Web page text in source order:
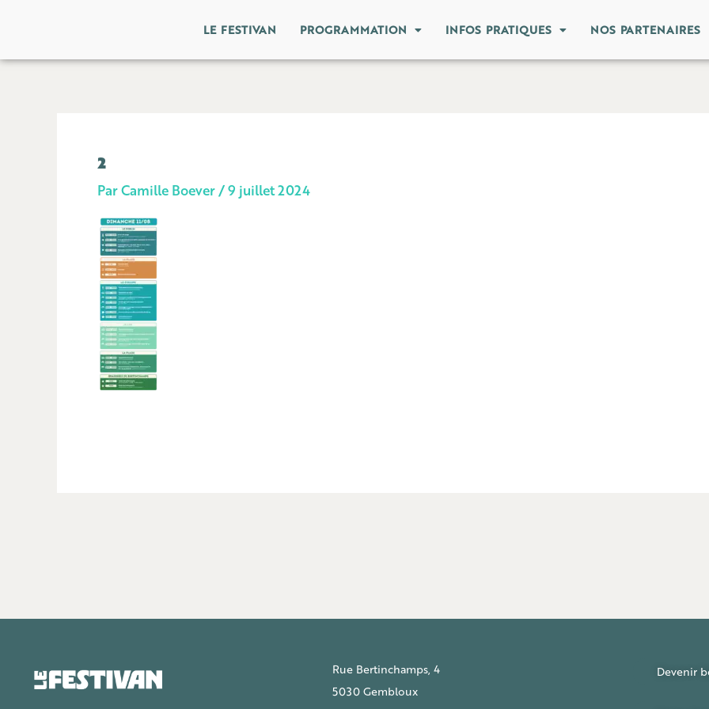
contenu
LE FESTIVAN PROGRAMMATION INFOS PRATIQUES NOS PARTENAIRES
2
ParCamille Boever/9 juillet 2024
Rue Bertinchamps, 4
5030 Gembloux
Devenir